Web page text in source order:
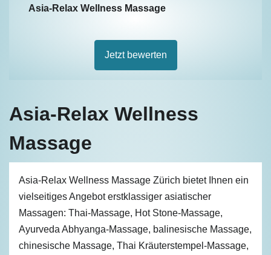
Asia-Relax Wellness
Massage
Asia-Relax Wellness Massage Zürich bietet Ihnen ein
vielseitiges Angebot erstklassiger asiatischer
Massagen: Thai-Massage, Hot Stone-Massage,
Ayurveda Abhyanga-Massage, balinesische Massage,
chinesische Massage, Thai Kräuterstempel-Massage,
Asia-Relax Wellness Massage
Jetzt bewerten